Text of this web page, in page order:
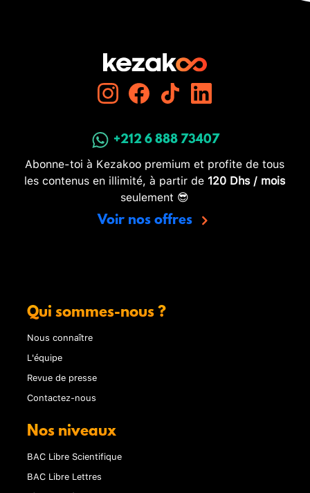
+212 6 888 73407
Abonne-toi à Kezakoo premium et profite de tous
les contenus en illimité, à partir de 120 Dhs / mois
seulement 😎
Voir nos offres
Qui sommes-nous ?
Nous connaître
L'équipe
Revue de presse
Contactez-nous
Nos niveaux
BAC Libre Scientifique
BAC Libre Lettres